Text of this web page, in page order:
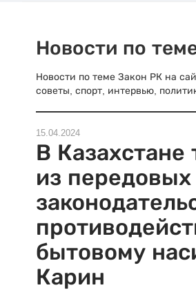
Новости по
Новости по теме Закон РК на
советы, спорт, интервью,
15.04.2024
В Казахстане
из передовых
бытовому
Карин